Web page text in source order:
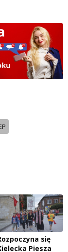
się
Piesza